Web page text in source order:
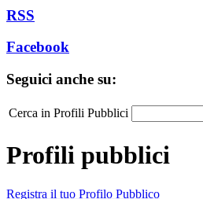
RSS
Facebook
Seguici anche su:
Cerca in Profili Pubblici
Profili pubblici
Registra il tuo Profilo Pubblico